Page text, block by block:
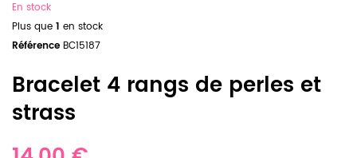
En stock
Plus que 1 en stock
Référence BC15187
Bracelet 4 rangs de perles et
strass